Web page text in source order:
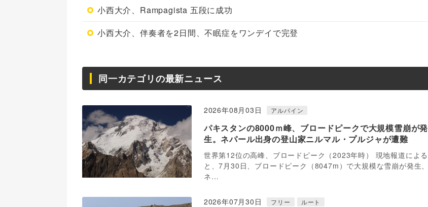
小西大介、Rampagista 五段に成功
小西大介、伴奏者を2日間、不眠症をワンデイで完登
同一カテゴリの最新ニュース
2026年08月03日 アルパイン
パキスタンの8000ｍ峰、ブロードピークで大規模雪崩が発
生。ネパール出身の登山家ニルマル・プルジャが遭難
世界第12位の高峰、ブロードピーク（2023年時） 現地報道による
と、7月30日、ブロードピーク（8047m）で大規模な雪崩が発生、
ネ…
2026年07月30日 フリー ルート